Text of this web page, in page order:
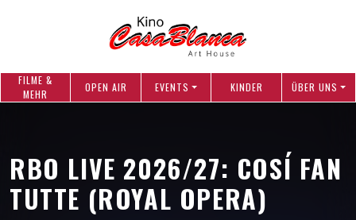
FILME &
MEHR
OPEN AIR EVENTS KINDER ÜBER UNS
RBO LIVE 2026/27: COSÍ FAN
TUTTE (ROYAL OPERA)